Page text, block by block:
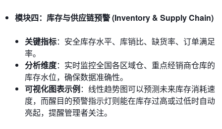
模块四：库存与供应链预警 (Inventory & Supply Chain)
关键指标：安全库存水平、库销比、缺货率、订单满足
率。
分析维度：实时监控全国各区域仓、重点经销商仓库的
库存水位，确保数据准确性。
可视化图表示例：线性趋势图可以预测未来库存消耗速
度，而醒目的预警指示灯则能在库存过高或过低时自动
亮起，提醒管理者关注。